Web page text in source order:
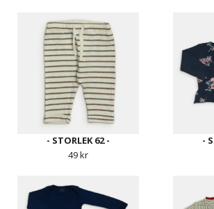
- STORLEK 62 -
49 kr
-